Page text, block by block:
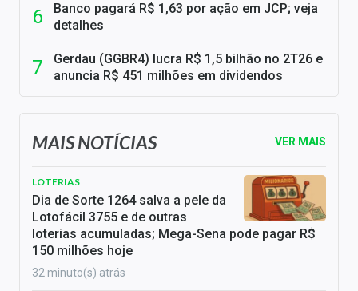
Banco pagará R$ 1,63 por ação em JCP; veja
detalhes
Gerdau (GGBR4) lucra R$ 1,5 bilhão no 2T26 e
anuncia R$ 451 milhões em dividendos
MAIS NOTÍCIAS VER MAIS
LOTERIAS
Dia de Sorte 1264 salva a pele da
Lotofácil 3755 e de outras
loterias acumuladas; Mega-Sena pode pagar R$
150 milhões hoje
32 minuto(s) atrás